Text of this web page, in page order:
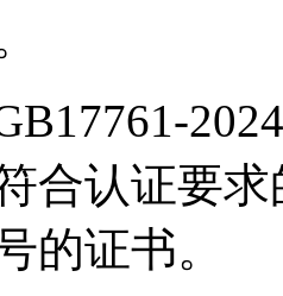
2024
合认证要
的证书。